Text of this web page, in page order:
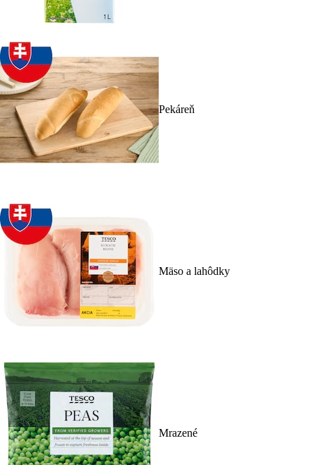
Pekáreň
Mäso a lahôdky
Mrazené